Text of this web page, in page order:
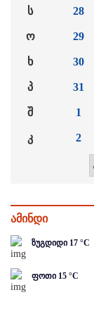
ს
ო
ხ
პ
შ
კ
28
29
30
31
1
2
ამინდი
ზუგდიდი 17 °C
ფოთი 15 °C